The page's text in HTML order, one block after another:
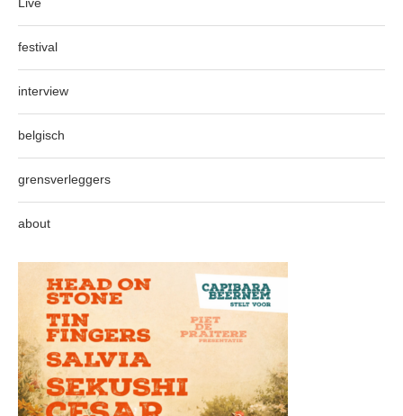
Live
festival
interview
belgisch
grensverleggers
about